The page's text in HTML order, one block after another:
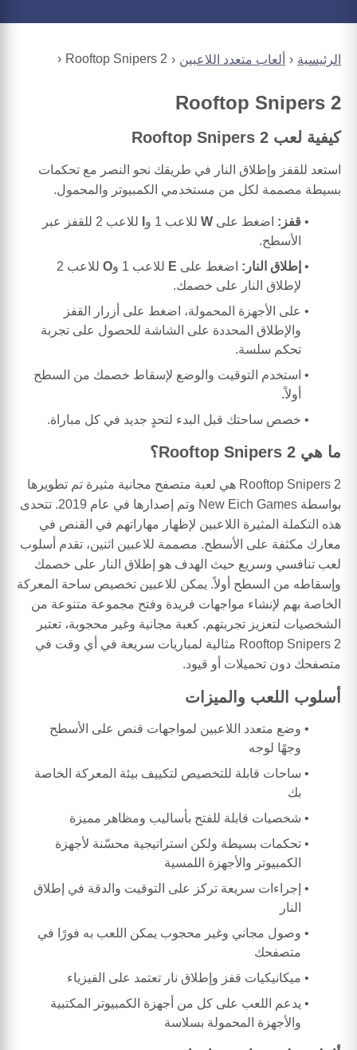
الرئيسية ألعاب متعدد اللاعبين Rooftop Snipers 2
Rooftop Snipers 2
كيفية لعب Rooftop Snipers 2
استعد للقفز وإطلاق النار في طريقك نحو النصر مع تحكمات
بسيطة مصممة لكل من مستخدمي الكمبيوتر والمحمول.
قفز: اضغط على W للاعب 1 و
للاعب 2 للقفز عبر
الأسطح.
إطلاق النار: اضغط على E للاعب 1 و O
للاعب 2
لإطلاق النار على خصمك.
على الأجهزة المحمولة، اضغط على أزرار القفز
والإطلاق المحددة على الشاشة للحصول على تجربة
تحكم سلسة.
استخدم التوقيت والوضع لإسقاط خصمك من السطح
أولاً.
خصص ساحتك قبل البدء لتحدٍ جديد في كل مباراة.
ما هي Rooftop Snipers 2؟
Rooftop Snipers 2 هي لعبة متصفح مجانية مثيرة تم تطويرها
بواسطة New Eich Games وتم إصدارها في عام 2019. تتحدى
هذه التكملة المثيرة اللاعبين لإظهار مهاراتهم في القنص في
معارك مكثفة على الأسطح. مصممة للاعبين اثنين، تقدم أسلوب
لعب تنافسي وسريع حيث الهدف هو إطلاق النار على خصمك
وإسقاطه من السطح أولاً. يمكن للاعبين تخصيص ساحة المعركة
الخاصة بهم لإنشاء مواجهات فريدة وفتح مجموعة متنوعة من
الشخصيات لتعزيز تجربتهم. كعبة مجانية وغير محجوبة، تعتبر
Rooftop Snipers 2 مثالية لمباريات سريعة في أي وقت في
متصفحك دون تحميلات أو قيود.
أسلوب اللعب والميزات
وضع متعدد اللاعبين لمواجهات قنص على الأسطح
وجهًا لوجه
ساحات قابلة للتخصيص لتكييف بيئة المعركة الخاصة
بك
شخصيات قابلة للفتح بأساليب ومظاهر مميزة
تحكمات بسيطة ولكن استراتيجية محسّنة لأجهزة
الكمبيوتر والأجهزة اللمسية
إجراءات سريعة تركز على التوقيت والدقة في إطلاق
النار
وصول مجاني وغير محجوب يمكن اللعب به فورًا في
متصفحك
ميكانيكيات قفز وإطلاق نار تعتمد على الفيزياء
يدعم اللعب على كل من أجهزة الكمبيوتر المكتبية
والأجهزة المحمولة بسلاسة